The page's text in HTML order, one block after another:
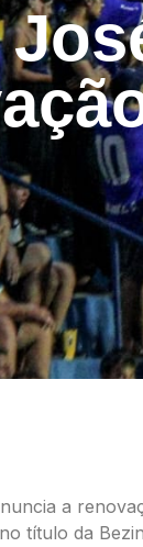
a
título da